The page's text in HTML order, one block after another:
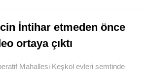
İntihar etmeden önce
ortaya çıktı
Mahallesi Keşkol evleri semtinde